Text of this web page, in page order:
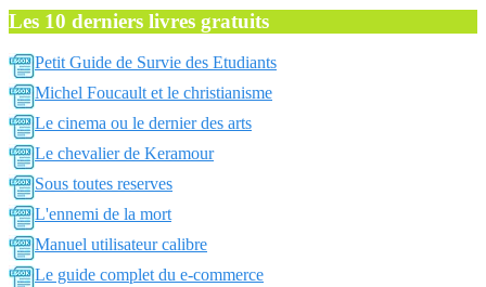
Les 10 derniers livres gratuits
Petit Guide de Survie des Etudiants
Michel Foucault et le christianisme
Le cinema ou le dernier des arts
Le chevalier de Keramour
Sous toutes reserves
L'ennemi de la mort
Manuel utilisateur calibre
Le guide complet du e-commerce